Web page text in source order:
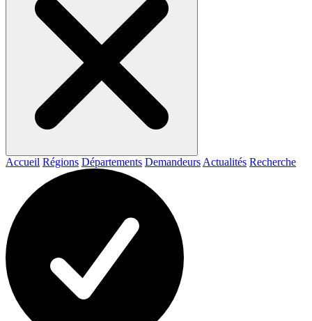
Accueil Régions Départements Demandeurs Actualités Recherche